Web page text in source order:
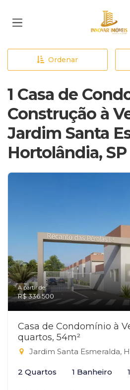
Página
Ordenar
1 Casa de
Construção à
Jardim Santa
Hortolândia, SP
A partir de:
R$ 336.500
Casa de Condomínio à
quartos, 54m²
Jardim Santa Esmeralda,
2 Quartos 1 Banheiro